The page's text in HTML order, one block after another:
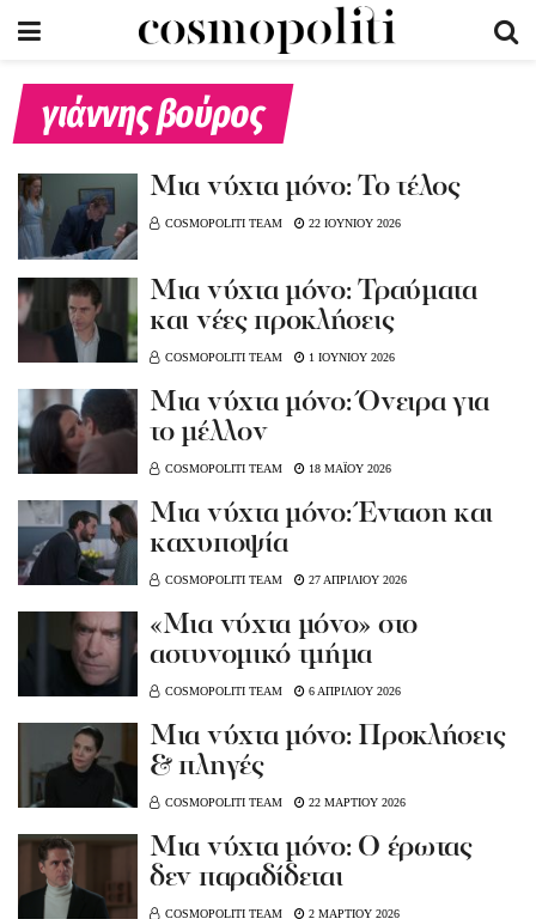
γιάννης βούρος
Μια νύχτα μόνο: Το τέλος
COSMOPOLITI TEAM 22 ΙΟΥΝΙΟΥ 2026
Μια νύχτα μόνο: Τραύματα
και νέες προκλήσεις
COSMOPOLITI TEAM 1 ΙΟΥΝΙΟΥ 2026
Μια νύχτα μόνο: Όνειρα για
το μέλλον
COSMOPOLITI TEAM 18 ΜΑΪΟΥ 2026
Μια νύχτα μόνο: Ένταση και
καχυποψία
COSMOPOLITI TEAM 27 ΑΠΡΙΛΙΟΥ 2026
«Μια νύχτα μόνο» στο
αστυνομικό τμήμα
COSMOPOLITI TEAM 6 ΑΠΡΙΛΙΟΥ 2026
Mια νύχτα μόνο: Προκλήσεις
& πληγές
COSMOPOLITI TEAM 22 ΜΑΡΤΙΟΥ 2026
Μια νύχτα μόνο: Ο έρωτας
δεν παραδίδεται
COSMOPOLITI TEAM 2 ΜΑΡΤΙΟΥ 2026